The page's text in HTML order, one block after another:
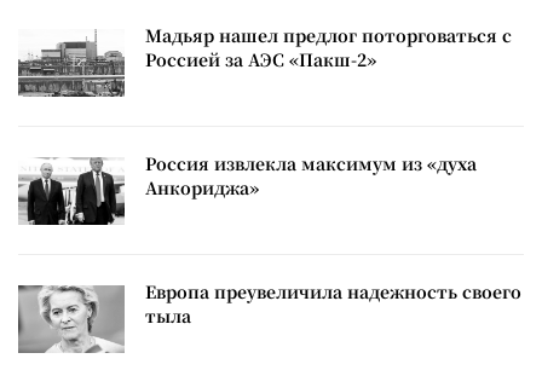
Мадьяр нашел предлог поторговаться с
Россией за АЭС «Пакш-2»
Россия извлекла максимум из «духа
Анкориджа»
Европа преувеличила надежность своего
тыла